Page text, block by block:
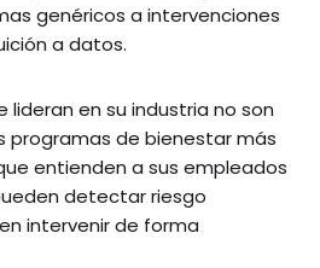
genéricos a intervenciones
a datos.
lideran en su industria no son
programas de bienestar más
entienden a sus empleados
detectar riesgo
intervenir de forma